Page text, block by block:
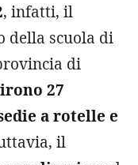
, infatti, il
della scuola di
di
27
a rotelle e
il